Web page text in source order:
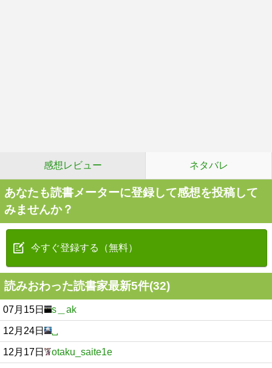
感想レビュー ネタバレ
あなたも読書メーターに登録して感想を投稿して
みませんか？
今すぐ登録する（無料）
読みおわった読書家最新5件(32)
07月15日 s＿ak
12月24日 ␣
12月17日 otaku_saite1e